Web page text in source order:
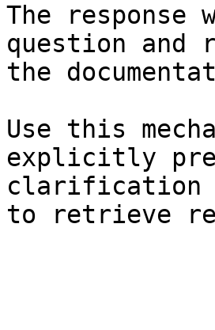
The
question and
the
Use this
explicitly
clarification